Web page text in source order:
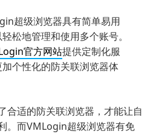
超级浏览器具有简单易用
松地管理和使用多个账号。
官方网站提供定制化服
个性化的防关联浏览器体
合适的防关联浏览器，才能让自
。而VMLogin超级浏览器有免